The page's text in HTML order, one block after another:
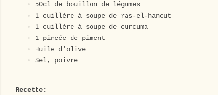
50cl de bouillon de légumes
1 cuillère à soupe de ras-el-hanout
1 cuillère à soupe de curcuma
1 pincée de piment
Huile d'olive
Sel, poivre
Recette: